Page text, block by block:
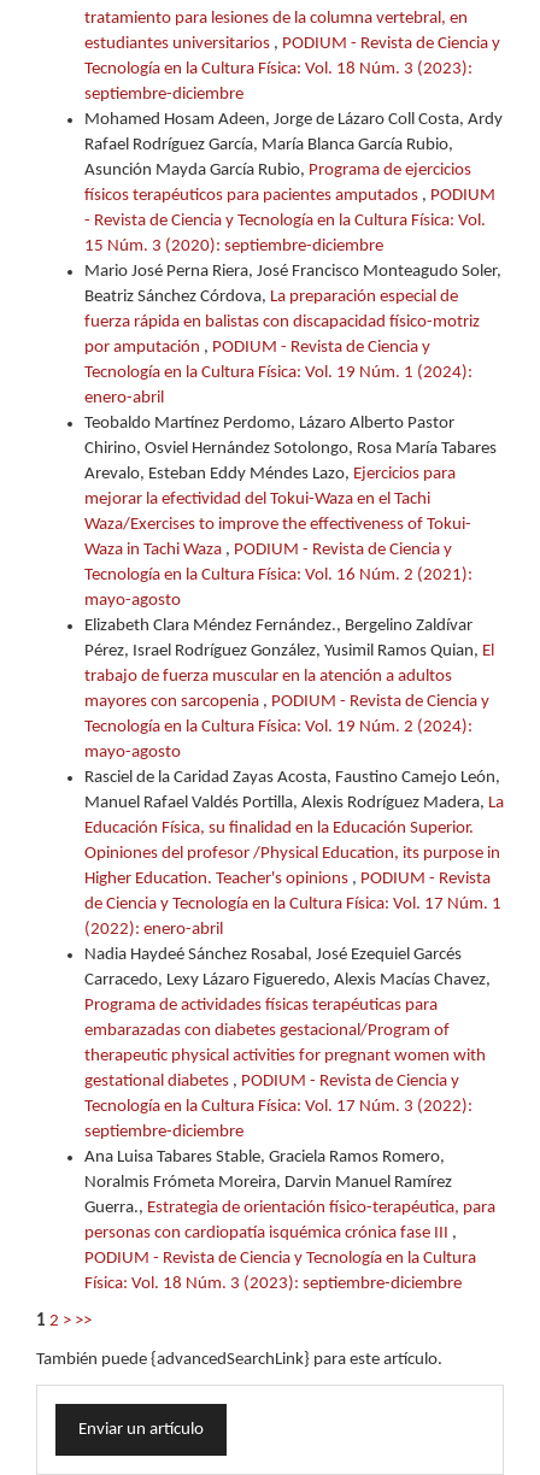
tratamiento para lesiones de la columna vertebral, en
estudiantes universitarios , PODIUM - Revista de Ciencia y
Tecnología en la Cultura Física: Vol. 18 Núm. 3 (2023):
septiembre-diciembre
Mohamed Hosam Adeen, Jorge de Lázaro Coll Costa, Ardy
Rafael Rodríguez García, María Blanca García Rubio,
Asunción Mayda García Rubio, Programa de ejercicios
físicos terapéuticos para pacientes amputados , PODIUM
- Revista de Ciencia y Tecnología en la Cultura Física: Vol.
15 Núm. 3 (2020): septiembre-diciembre
Mario José Perna Riera, José Francisco Monteagudo Soler,
Beatriz Sánchez Córdova, La preparación especial de
fuerza rápida en balistas con discapacidad físico-motriz
por amputación , PODIUM - Revista de Ciencia y
Tecnología en la Cultura Física: Vol. 19 Núm. 1 (2024):
enero-abril
Teobaldo Martínez Perdomo, Lázaro Alberto Pastor
Chirino, Osviel Hernández Sotolongo, Rosa María Tabares
Arevalo, Esteban Eddy Méndes Lazo, Ejercicios para
mejorar la efectividad del Tokui-Waza en el Tachi
Waza/Exercises to improve the effectiveness of Tokui-
Waza in Tachi Waza , PODIUM - Revista de Ciencia y
Tecnología en la Cultura Física: Vol. 16 Núm. 2 (2021):
mayo-agosto
Elizabeth Clara Méndez Fernández., Bergelino Zaldívar
Pérez, Israel Rodríguez González, Yusimil Ramos Quian, El
trabajo de fuerza muscular en la atención a adultos
mayores con sarcopenia , PODIUM - Revista de Ciencia y
Tecnología en la Cultura Física: Vol. 19 Núm. 2 (2024):
mayo-agosto
Rasciel de la Caridad Zayas Acosta, Faustino Camejo León,
Manuel Rafael Valdés Portilla, Alexis Rodríguez Madera, La
Educación Física, su finalidad en la Educación Superior.
Opiniones del profesor /Physical Education, its purpose in
Higher Education. Teacher's opinions , PODIUM - Revista
de Ciencia y Tecnología en la Cultura Física: Vol. 17 Núm. 1
(2022): enero-abril
Nadia Haydeé Sánchez Rosabal, José Ezequiel Garcés
Carracedo, Lexy Lázaro Figueredo, Alexis Macías Chavez,
Programa de actividades físicas terapéuticas para
embarazadas con diabetes gestacional/Program of
therapeutic physical activities for pregnant women with
gestational diabetes , PODIUM - Revista de Ciencia y
Tecnología en la Cultura Física: Vol. 17 Núm. 3 (2022):
septiembre-diciembre
Ana Luisa Tabares Stable, Graciela Ramos Romero,
Noralmis Frómeta Moreira, Darvin Manuel Ramírez
Guerra., Estrategia de orientación físico-terapéutica, para
personas con cardiopatía isquémica crónica fase III ,
PODIUM - Revista de Ciencia y Tecnología en la Cultura
Física: Vol. 18 Núm. 3 (2023): septiembre-diciembre
1 2 > >>
También puede {advancedSearchLink} para este artículo.
Enviar
unEnviar un artículo